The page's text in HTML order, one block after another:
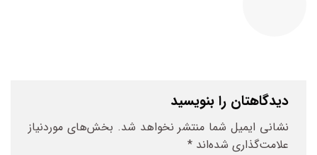
دیدگاهتان را بنویسید
نشانی ایمیل شما منتشر نخواهد شد. بخش‌های موردنیاز
علامت‌گذاری شده‌اند *